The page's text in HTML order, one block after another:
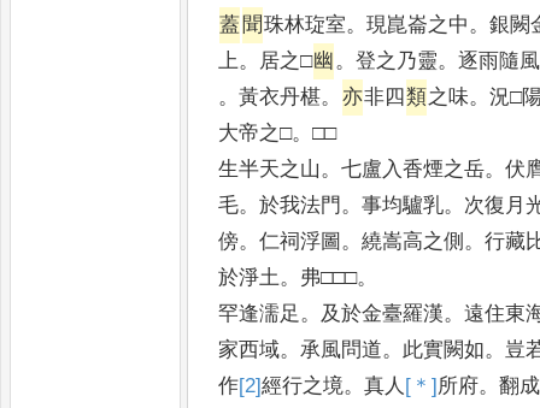
蓋 聞珠林琁室。現崑崙之中 。銀闕
上 。 居之□幽 。登之乃靈。逐雨隨風
。黃衣丹椹。 亦非四類之味。況□
大帝之□。□□
生半天之山 。七盧入香煙之岳。伏
毛。於我法門 。事均驢乳。 次復月
傍。仁祠浮圖 。繞嵩高之側 。行藏
於淨土 。 弗□□□。
罕逢濡足 。 及於金臺羅漢。遠住東
家西域。 承風問道。 此實闕如。 豈
作[2]經行之境。真人 [＊]所府。翻